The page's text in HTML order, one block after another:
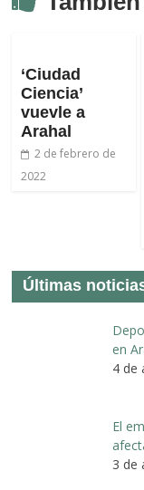
‘Ciudad
Ciencia’
vuevle a
Arahal
2 de febrero de
2022
Últimas
en
4 de
El
3 de